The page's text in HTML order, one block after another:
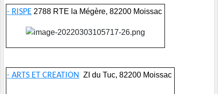
- RISPE 2788 RTE la Mégère, 82200 Moissac
- ARTS ET CREATION ZI du Tuc, 82200 Moissac